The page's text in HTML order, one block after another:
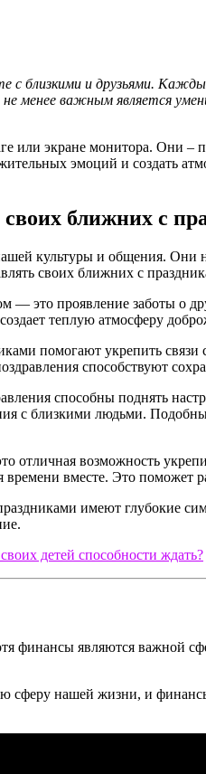
с близкими и друзьями.
менее важным является
или экране монитора.
эмоций и создать
ближних с
культуры и общения.
своих ближних с
— это проявление заботы о
теплую атмосферу
помогают укрепить
способствуют
способны поднять
с близкими людьми.
отличная возможность
вместе. Это поможет
имеют глубокие
детей способности ждать?
финансы являются важной
сферу нашей жизни, и